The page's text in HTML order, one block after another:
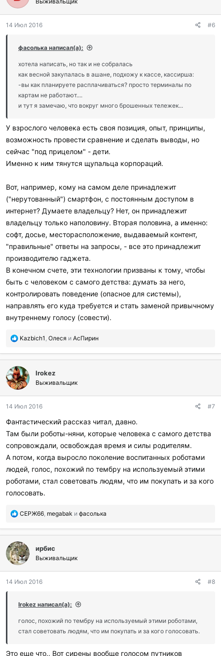
14 Июл 2016 #6
фасолька написал(а):
хотела написать, но так и не собралась
как весной закупалась в ашане, подхожу к кассе, кассирша:
-вы как планируете расплачиваться? просто терминалы по
картам не работают....
и тут я замечаю, что вокруг много брошенных тележек...
У взрослого человека есть своя позиция, опыт, принципы,
возможность провести сравнение и сделать выводы, но
сейчас "под прицелом" - дети.
Именно к ним тянутся щупальца корпораций.
Вот, например, кому на самом деле принадлежит
("нерутованный") смартфон, с постоянным доступом в
интернет? Думаете владельцу? Нет, он принадлежит
владельцу только наполовину. Вторая половина, а именно:
софт, досье, месторасположение, выдаваемый контент,
"правильные" ответы на запросы, - все это принадлежит
производителю гаджета.
В конечном счете, эти технологии призваны к тому, чтобы
быть с человеком с самого детства: думать за него,
контролировать поведение (опасное для системы),
направлять его куда требуется и стать заменой привычному
внутреннему голосу (совести).
П
б
а
г
о
а
и
л
и
Kazbich1 Олеся и АсПирин
Irokez
Выживальщик
14 Июл 2016 #7
Фантастический рассказ читал, давно.
Там были роботы-няни, которые человека с самого детства
сопровождали, освобождая время и силы родителям.
А потом, когда выросло поколение воспитанных роботами
людей, голос, похожий по тембру на используемый этими
роботами, стал советовать людям, что им покупать и за кого
голосовать.
П
б
а
г
о
а
и
и
:
СЕРЖ66 megabak и фасолька
ирбис
Выживальщик
14 Июл 2016 #8
Irokez написал(а):
голос, похожий по тембру на используемый этими роботами,
стал советовать людям, что им покупать и за кого голосовать.
Это еще что.. Вот сирены вообще голосом путников